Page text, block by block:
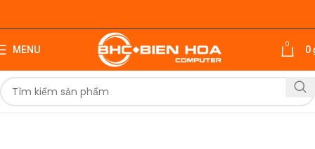
MENU 0 0